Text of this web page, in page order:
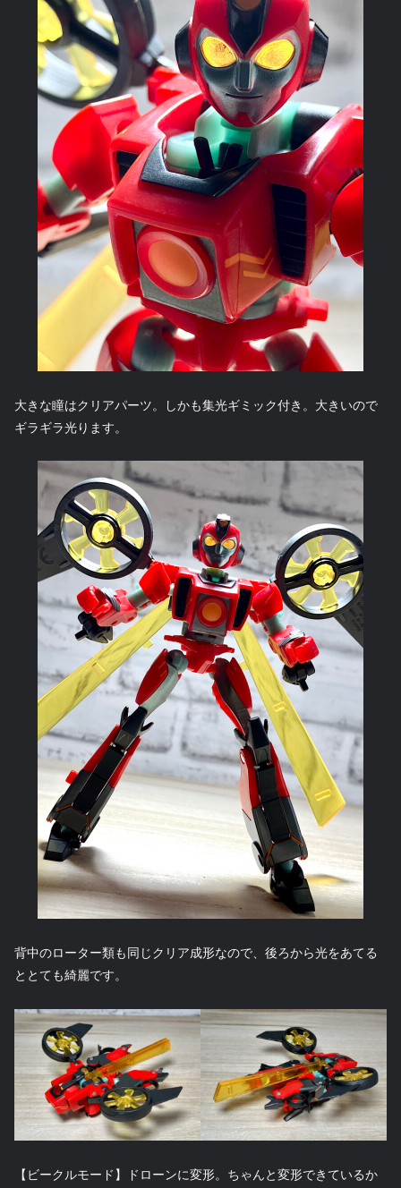
大きな瞳はクリアパーツ。しかも集光ギミック付き。大きいので
ギラギラ光ります。
背中のローター類も同じクリア成形なので、後ろから光をあてる
ととても綺麗です。
【ビークルモード】ドローンに変形。ちゃんと変形できているか